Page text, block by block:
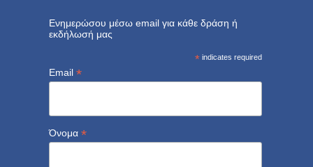
Ενημερώσου μέσω email για κάθε δράση ή
εκδήλωσή μας
* indicates required
Email *
Όνομα *